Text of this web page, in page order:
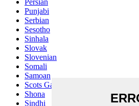
Persian
Punjabi
Serbian
Sesotho
Sinhala
Slovak
Slovenian
Somali
Samoan
Scots Gaelic
Shona
Sindhi